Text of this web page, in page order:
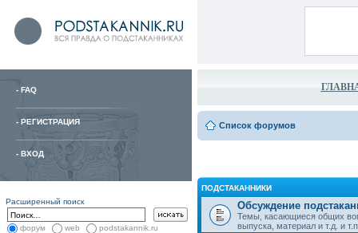
- FAQ
- РЕГИСТРАЦИЯ
- ВХОД
Расширенный поиск
форум web podstakannik.ru
Список форумов
ПОДСТАКАННИКИ
Обсуждение
Темы, касающиеся общих
выпуска, материал и т.д. и